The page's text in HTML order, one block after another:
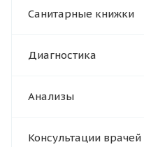
Санитарные книжки
Диагностика
Анализы
Консультации врачей